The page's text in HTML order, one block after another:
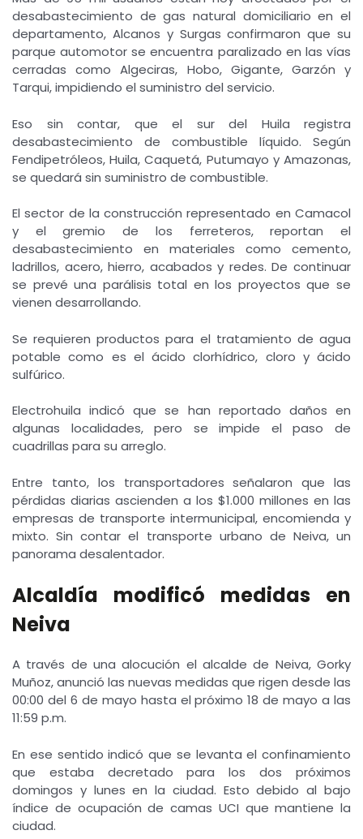
desabastecimiento de gas natural domiciliario en el
departamento, Alcanos y Surgas confirmaron que su
parque automotor se encuentra paralizado en las vías
cerradas como Algeciras, Hobo, Gigante, Garzón y
Tarqui, impidiendo el suministro del servicio.
Eso sin contar, que el sur del Huila registra
desabastecimiento de combustible líquido. Según
Fendipetróleos, Huila, Caquetá, Putumayo y Amazonas,
se quedará sin suministro de combustible.
El sector de la construcción representado en Camacol
y el gremio de los ferreteros, reportan el
desabastecimiento en materiales como cemento,
ladrillos, acero, hierro, acabados y redes. De continuar
se prevé una parálisis total en los proyectos que se
vienen desarrollando.
Se requieren productos para el tratamiento de agua
potable como es el ácido clorhídrico, cloro y ácido
sulfúrico.
Electrohuila indicó que se han reportado daños en
algunas localidades, pero se impide el paso de
cuadrillas para su arreglo.
Entre tanto, los transportadores señalaron que las
pérdidas diarias ascienden a los $1.000 millones en las
empresas de transporte intermunicipal, encomienda y
mixto. Sin contar el transporte urbano de Neiva, un
panorama desalentador.
Alcaldía modificó medidas en
Neiva
A través de una alocución el alcalde de Neiva, Gorky
Muñoz, anunció las nuevas medidas que rigen desde las
00:00 del 6 de mayo hasta el próximo 18 de mayo a las
11:59 p.m.
En ese sentido indicó que se levanta el confinamiento
que estaba decretado para los dos próximos
domingos y lunes en la ciudad. Esto debido al bajo
índice de ocupación de camas UCI que mantiene la
ciudad.